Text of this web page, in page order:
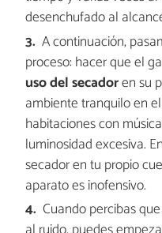
desenchufado al
A continuación,
proceso: hacer que el
uso del secadoren su
ambiente tranquilo en
habitaciones con
luminosidad excesiva.
secador en tu propio
aparato es inofensivo.
Cuando percibas